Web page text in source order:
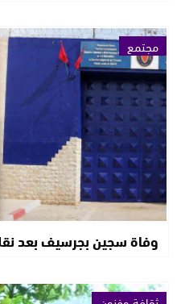
مجتمع
وفاة سجين بجرسيف بعد